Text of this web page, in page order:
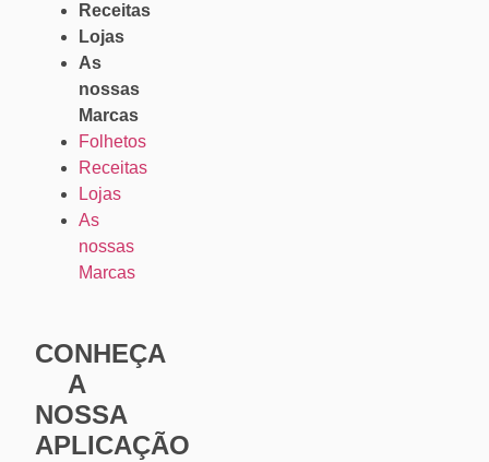
Receitas
Lojas
As
nossas
Marcas
Folhetos
Receitas
Lojas
As
nossas
Marcas
CONHEÇA
A
NOSSA
APLICAÇÃO